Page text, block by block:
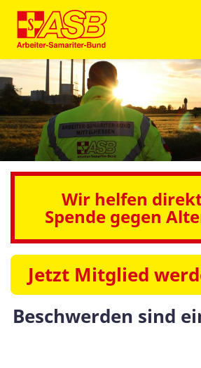
Wir helfen
Spende gegen
Jetzt Mitglied
Beschwerden sind